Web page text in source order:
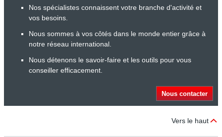
Nos spécialistes connaissent votre branche d'activité et
vos besoins.
Nous sommes à vos côtés dans le monde entier grâce à
notre réseau international.
Nous détenons le savoir-faire et les outils pour vous
conseiller efficacement.
Nous contacter
Vers le haut